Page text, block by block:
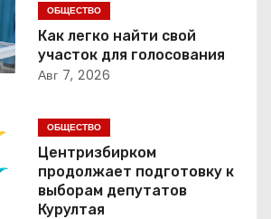
ОБЩЕСТВО
Как легко найти свой
участок для голосования
Авг 7, 2026
ОБЩЕСТВО
Центризбирком
продолжает подготовку к
выборам депутатов
Курултая